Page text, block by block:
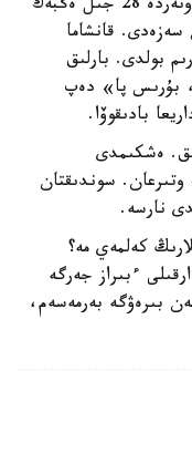
ەشقانداي دا تەز بايىعان جوقپىن. وسى ونەردە 28 جىل ەڭبەك
سەزەدى. قانشاما
بولدى. بارلىق
بۇرىس پا» دەپ
بادىقوۆا.
ەشكىمدى
سوندىقتان
نارسە.
كەلمەي مە؟
ءبىراز جەرگە
بىرەۋگە بەرمەسەم،